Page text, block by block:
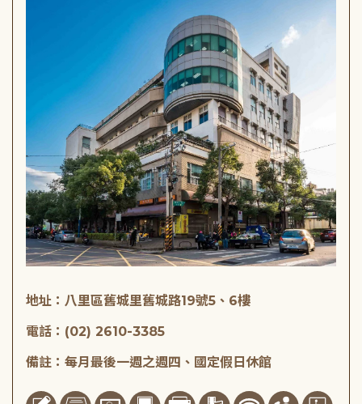
地址：八里區舊城里舊城路19號5、6樓
電話：(02) 2610-3385
備註：每月最後一週之週四、國定假日休館